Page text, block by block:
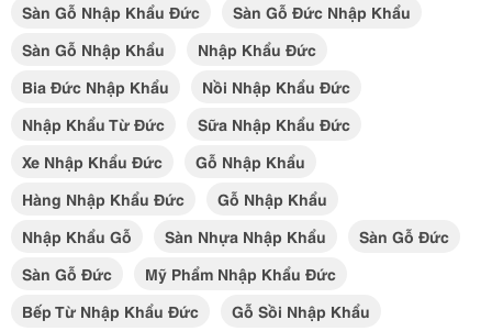
Sàn Gỗ Nhập Khẩu Đức
Sàn Gỗ Đức Nhập Khẩu
Sàn Gỗ Nhập Khẩu
Nhập Khẩu Đức
Bia Đức Nhập Khẩu
Nồi Nhập Khẩu Đức
Nhập Khẩu Từ Đức
Sữa Nhập Khẩu Đức
Xe Nhập Khẩu Đức
Gỗ Nhập Khẩu
Hàng Nhập Khẩu Đức
Gỗ Nhập Khẩu
Nhập Khẩu Gỗ
Sàn Nhựa Nhập Khẩu
Sàn Gỗ Đức
Sàn Gỗ Đức
Mỹ Phẩm Nhập Khẩu Đức
Bếp Từ Nhập Khẩu Đức
Gỗ Sồi Nhập Khẩu